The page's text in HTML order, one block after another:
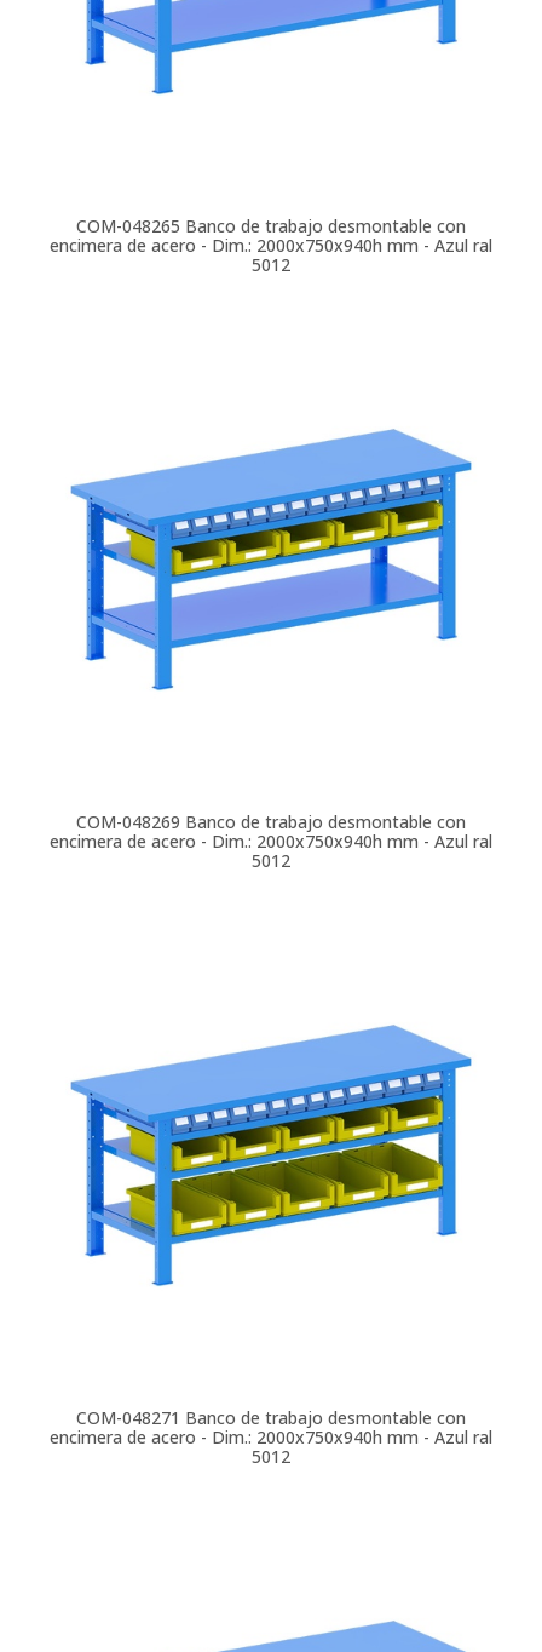
COM-048265 Banco de trabajo desmontable con
encimera de acero - Dim.: 2000x750x940h mm - Azul ral
5012
COM-048269 Banco de trabajo desmontable con
encimera de acero - Dim.: 2000x750x940h mm - Azul ral
5012
COM-048271 Banco de trabajo desmontable con
encimera de acero - Dim.: 2000x750x940h mm - Azul ral
5012